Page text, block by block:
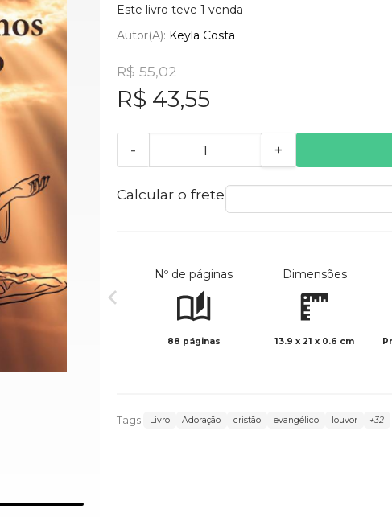
Este livro teve 1 venda
Autor(a): Keyla Costa
R$ 55,02
R$ 43,55
- +
Calcular o frete
Nº de páginas
88 páginas
Dimensões
13.9 x 21 x 0.6 cm
Tags: Livro Adoração cristão evangélico louvor +32